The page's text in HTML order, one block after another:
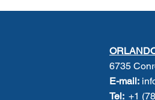
6735
E-mail:
Tel: +1